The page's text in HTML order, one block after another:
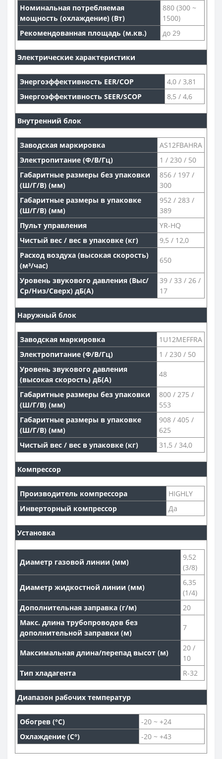
Номинальная потребляемая
мощность (охлаждение) (Вт)
880 (300 ~
1500)
Рекомендованная площадь (м.кв.)
до 29
Электрические характеристики
Энергоэффективность EER/COP
4,0 / 3,81
Энергоэффективность SEER/SCOP
8,5 / 4,6
Внутренний блок
Заводская маркировка
AS12FBAHRA
Электропитание (Ф/В/Гц)
1 / 230 / 50
Габаритные размеры без упаковки
(Ш/Г/В) (мм)
856 / 197 /
300
Габаритные размеры в упаковке
(Ш/Г/В) (мм)
952 / 283 /
389
Пульт управления
YR-HQ
Чистый вес / вес в упаковке (кг)
9,5 / 12,0
Расход воздуха (высокая скорость)
(м³/час)
650
Уровень звукового давления (Выс/
Ср/Низ/Сверх) дБ(А)
39 / 33 / 26 /
17
Наружный блок
Заводская маркировка
1U12MEFFRA
Электропитание (Ф/В/Гц)
1 / 230 / 50
Уровень звукового давления
(высокая скорость) дБ(А)
48
Габаритные размеры без упаковки
(Ш/Г/В) (мм)
800 / 275 /
553
Габаритные размеры в упаковке
(Ш/Г/В) (мм)
908 / 405 /
625
Чистый вес / вес в упаковке (кг)
31,5 / 34,0
Компрессор
Производитель компрессора
HIGHLY
Инверторный компрессор
Да
Установка
Диаметр газовой линии (мм)
9,52
(3/8)
Диаметр жидкостной линии (мм)
6,35
(1/4)
Дополнительная заправка (г/м)
20
Макс. длина трубопроводов без
дополнительной заправки (м)
7
Максимальная длина/перепад высот (м)
20 /
10
Тип хладагента
R-32
Диапазон рабочих температур
Обогрев (°С)
-20 ~ +24
Охлаждение (С°)
-20 ~ +43